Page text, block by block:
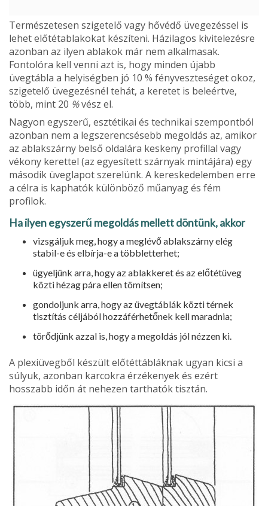
Természetesen szigetelő vagy hővédő üvege­zéssel is
lehet előtétablakokat készíteni. Házila­gos kivitelezésre
azonban az ilyen ablakok már nem alkalmasak.
Fontolóra kell venni azt is, hogy minden újabb
üvegtábla a helyiségben jó 10 % fényveszteséget okoz,
szigetelő üvegezésnél te­hát, a keretet is beleértve,
több, mint 20 %vész el.
Nagyon egyszerű, esztétikai és technikai szempontból
azonban nem a legszerencsésebb megoldás az, amikor
az ablakszárny belső olda­lára keskeny profillal vagy
vékony kerettel (az egyesített szárnyak mintájára) egy
második üveglapot szerelünk. A kereskedelemben erre
a célra is kaphatók különböző műanyag és fém
profilok.
Ha ilyen egyszerű megoldás mellett döntünk, akkor
vizsgáljuk meg, hogy a meglévő ablakszárny elég
stabil-e és elbírja-e a többletterhet;
ügyeljünk arra, hogy az ablakkeret és az előtét­üveg
közti hézag pára ellen tömítsen;
gondoljunk arra, hogy az üvegtáblák közti tér­nek
tisztítás céljából hozzáférhetőnek kell maradnia;
törődjünk azzal is, hogy a megoldás jól néz­zen ki.
A plexiüvegből készült előtéttábláknak ugyan kicsi a
súlyuk, azonban karcokra érzékenyek és ezért
hosszabb időn át nehezen tarthatók tisztán.